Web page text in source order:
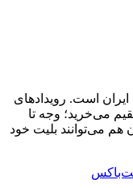
است. رویدادهای
می‌خرید؛ وجه تا
هم می‌توانند بلیت خود